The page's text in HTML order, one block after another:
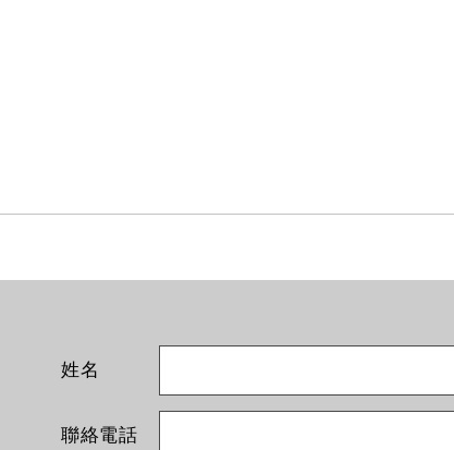
姓名
聯絡電話